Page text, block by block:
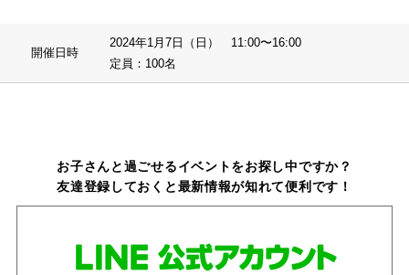
開催日時
2024年1月7日（日） 11:00〜16:00
定員：100名
お子さんと過ごせるイベントをお探し中ですか？
友達登録しておくと最新情報が知れて便利です！